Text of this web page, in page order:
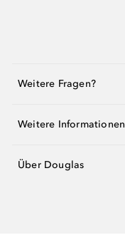
Weitere Fragen?
Weitere Informationen
Über Douglas